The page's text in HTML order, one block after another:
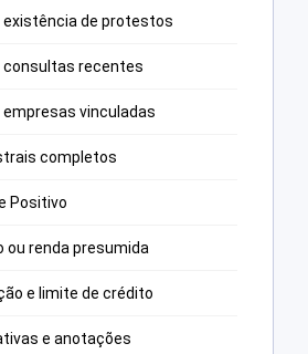
existência de protestos
consultas recentes
empresas vinculadas
completos
Positivo
ou renda presumida
e limite de crédito
e anotações